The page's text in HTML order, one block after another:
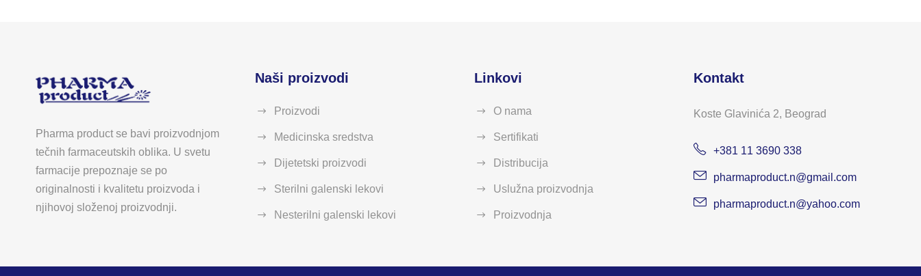
Pharma product se bavi proizvodnjom
tečnih farmaceutskih oblika. U svetu
farmacije prepoznaje se po
originalnosti i kvalitetu proizvoda i
njihovoj složenoj proizvodnji.
Naši proizvodi
Proizvodi
Medicinska sredstva
Dijetetski proizvodi
Sterilni galenski lekovi
Nesterilni galenski lekovi
Linkovi
O nama
Sertifikati
Distribucija
Uslužna proizvodnja
Proizvodnja
Kontakt
Koste Glavinića 2, Beograd
+381 11 3690 338
pharmaproduct.n@gmail.com
pharmaproduct.n@yahoo.com